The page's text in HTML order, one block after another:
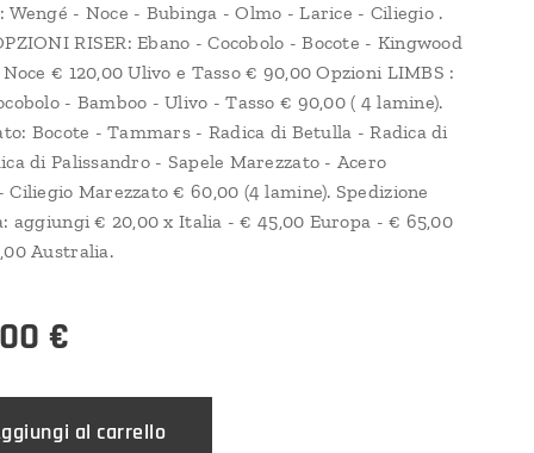
Wengé - Noce - Bubinga - Olmo - Larice - Ciliegio .
RISER: Ebano - Cocobolo - Bocote - Kingwood
€ 120,00 Ulivo e Tasso € 90,00 Opzioni LIMBS :
- Bamboo - Ulivo - Tasso € 90,00 ( 4 lamine).
Bocote - Tammars - Radica di Betulla - Radica di
di Palissandro - Sapele Marezzato - Acero
Ciliegio Marezzato € 60,00 (4 lamine). Spedizione
aggiungi € 20,00 x Italia - € 45,00 Europa - € 65,00
Australia.
€
al carrello